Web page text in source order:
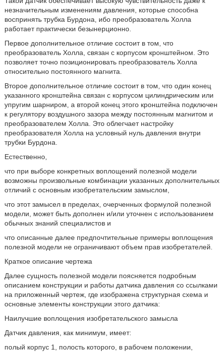
незначительным изменениям давления, которые способна
воспринять трубка Бурдона, ибо преобразователь Холла
работает практически безынерционно.
Первое дополнительное отличие состоит в том, что
преобразователь Холла, связан с корпусом кронштейном. Это
позволяет точно позиционировать преобразователь Холла
относительно постоянного магнита.
Второе дополнительное отличие состоит в том, что один конец
указанного кронштейна связан с корпусом цилиндрическим или
упругим шарниром, а второй конец этого кронштейна подключен
к регулятору воздушного зазора между постоянным магнитом и
преобразователем Холла. Это облегчает настройку
преобразователя Холла на условный нуль давления внутри
трубки Бурдона.
Естественно,
что при выборе конкретных воплощений полезной модели
возможны произвольные комбинации указанных дополнительных
отличий с основным изобретательским замыслом,
что этот замысел в пределах, очерченных формулой полезной
модели, может быть дополнен и/или уточнен с использованием
обычных знаний специалистов и
что описанные далее предпочтительные примеры воплощения
полезной модели не ограничивают объем прав изобретателей.
Краткое описание чертежа
Далее сущность полезной модели поясняется подробным
описанием конструкции и работы датчика давления со ссылками
на приложенный чертеж, где изображена структурная схема и
основные элементы конструкции этого датчика:
Наилучшие воплощения изобретательского замысла
Датчик давления, как минимум, имеет:
полый корпус 1, полость которого, в рабочем положении,